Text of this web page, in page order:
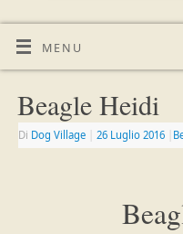
MENU
Beagle Heidi
Di Dog Village 26 Luglio 2016